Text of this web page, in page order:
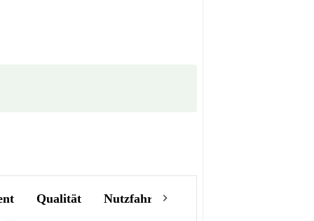
Qualität Nutzfahrzeuge